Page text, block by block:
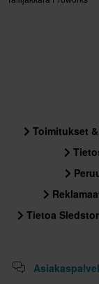
Toimitukset
Tietoa